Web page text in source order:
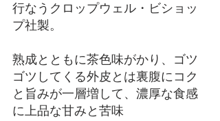
行なうクロップウェル・ビショッ
プ社製。
熟成とともに茶色味がかり、ゴツ
ゴツしてくる外皮とは裏腹にコク
と旨みが一層増して、濃厚な食感
に上品な甘みと苦味